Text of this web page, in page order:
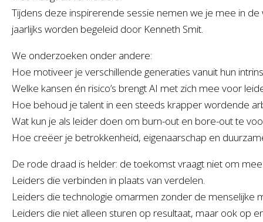
Tijdens deze inspirerende sessie nemen we je mee in
jaarlijks worden begeleid door Kenneth Smit.
We onderzoeken onder andere:
Hoe motiveer je verschillende generaties vanuit hun
Welke kansen én risico’s brengt AI met zich mee voor
Hoe behoud je talent in een steeds krapper wordende
Wat kun je als leider doen om burn-out en bore-out te
Hoe creëer je betrokkenheid, eigenaarschap en
De rode draad is helder: de toekomst vraagt niet om
Leiders die verbinden in plaats van verdelen.
Leiders die technologie omarmen zonder de menselijke
Leiders die niet alleen sturen op resultaat, maar ook op